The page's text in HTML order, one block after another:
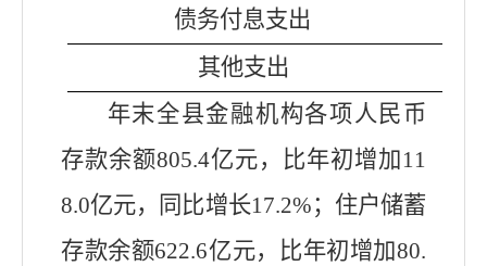
债务付息支出
其他支出
年末全县金融机构各项人民币
存款余额805.4亿元，比年初增加11
8.0亿元，同比增长17.2%；住户储蓄
存款余额622.6亿元，比年初增加80.